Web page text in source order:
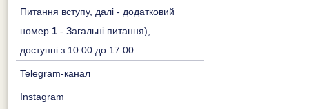
Питання вступу, далі - додатковий
номер 1 - Загальні питання),
доступні з 10:00 до 17:00
Telegram-канал
Instagram